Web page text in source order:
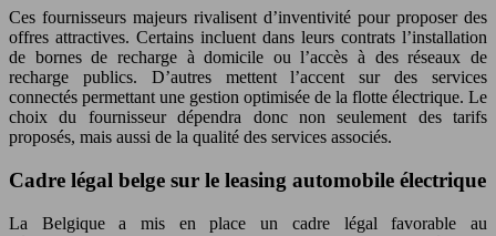
Ces fournisseurs majeurs rivalisent d’inventivité pour proposer des
offres attractives. Certains incluent dans leurs contrats l’installation
de bornes de recharge à domicile ou l’accès à des réseaux de
recharge publics. D’autres mettent l’accent sur des services
connectés permettant une gestion optimisée de la flotte électrique. Le
choix du fournisseur dépendra donc non seulement des tarifs
proposés, mais aussi de la qualité des services associés.
Cadre légal belge sur le leasing automobile électrique
La Belgique a mis en place un cadre légal favorable au